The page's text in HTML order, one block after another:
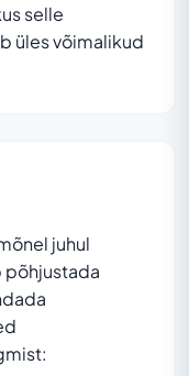
selle
üles võimalikud
juhul
põhjustada